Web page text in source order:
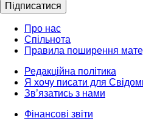
Підписатися
Про нас
Спільнота
Правила поширення
Редакційна політика
Я хочу писати для
Зв’язатись з нами
Фінансові звіти